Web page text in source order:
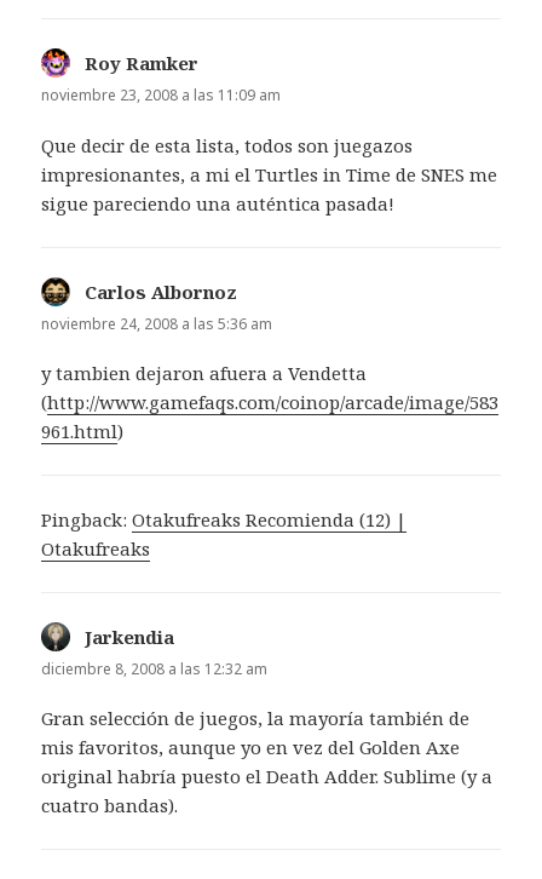
Roy Ramker
noviembre 23, 2008 a las 11:09 am
Que decir de esta lista, todos son juegazos
impresionantes, a mi el Turtles in Time de SNES me
sigue pareciendo una auténtica pasada!
Carlos Albornoz
noviembre 24, 2008 a las 5:36 am
y tambien dejaron afuera a Vendetta
(http://www.gamefaqs.com/coinop/arcade/image/583
961.html)
Pingback:Otakufreaks Recomienda (12) |
Otakufreaks
Jarkendia
diciembre 8, 2008 a las 12:32 am
Gran selección de juegos, la mayoría también de
mis favoritos, aunque yo en vez del Golden Axe
original habría puesto el Death Adder. Sublime (y a
cuatro bandas).